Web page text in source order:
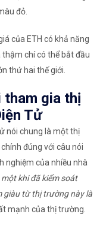
đỏ.
của ETH có khả năng
chí có thể bắt đầu
thứ hai thế giới.
tham gia thị
Tử
nói chung là một thị
đúng với câu nói
nghiệm của nhiều nhà
một khi đã kiểm soát
giàu từ thị trường này là
mạnh của thị trường.